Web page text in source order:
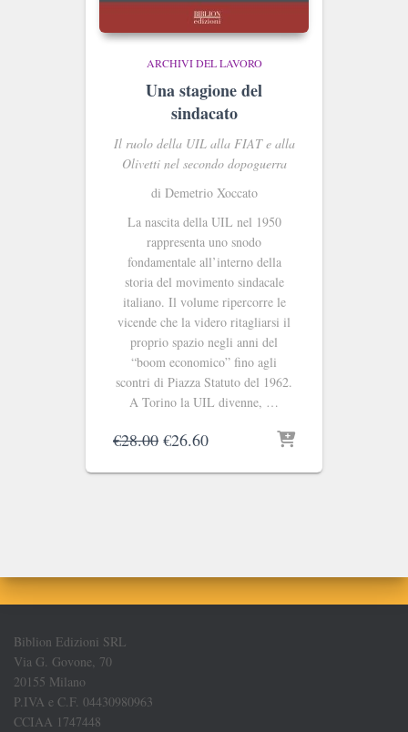
ARCHIVI DEL LAVORO
Una stagione del
sindacato
Il ruolo della UIL alla FIAT e alla
Olivetti nel secondo dopoguerra
di Demetrio Xoccato
La nascita della UIL nel 1950
rappresenta uno snodo
fondamentale all’interno della
storia del movimento sindacale
italiano. Il volume ripercorre le
vicende che la videro ritagliarsi il
proprio spazio negli anni del
“boom economico” fino agli
scontri di Piazza Statuto del 1962.
A Torino la UIL divenne, …
€28.00 Il
originale
€26.60Il
attuale
Biblion Edizioni SRL
Via G. Govone, 70
20155 Milano
P.IVA e C.F. 04430980963
CCIAA 1747448